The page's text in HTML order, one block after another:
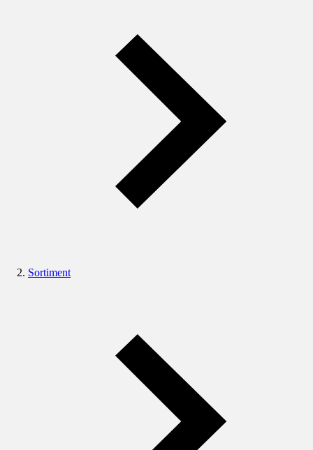
Sortiment